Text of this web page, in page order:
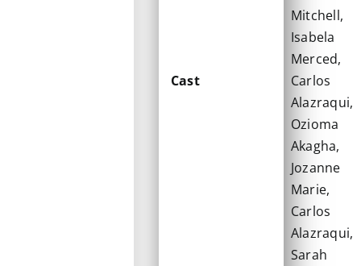
Cast
Mitchell,
Isabela
Merced,
Carlos
Alazraqui,
Ozioma
Akagha,
Jozanne
Marie,
Carlos
Alazraqui,
Sarah